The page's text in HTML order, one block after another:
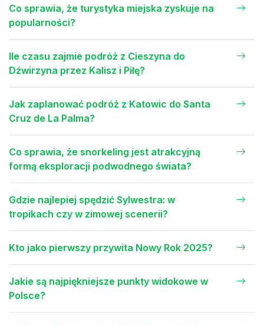
Co sprawia, że turystyka miejska zyskuje na
popularności?
Ile czasu zajmie podróż z Cieszyna do
Dźwirzyna przez Kalisz i Piłę?
Jak zaplanować podróż z Katowic do Santa
Cruz de La Palma?
Co sprawia, że snorkeling jest atrakcyjną
formą eksploracji podwodnego świata?
Gdzie najlepiej spędzić Sylwestra: w
tropikach czy w zimowej scenerii?
Kto jako pierwszy przywita Nowy Rok 2025?
Jakie są najpiękniejsze punkty widokowe w
Polsce?